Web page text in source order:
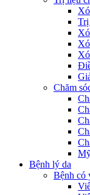
Trị
Chăm
Bệnh lý da
Bệnh có